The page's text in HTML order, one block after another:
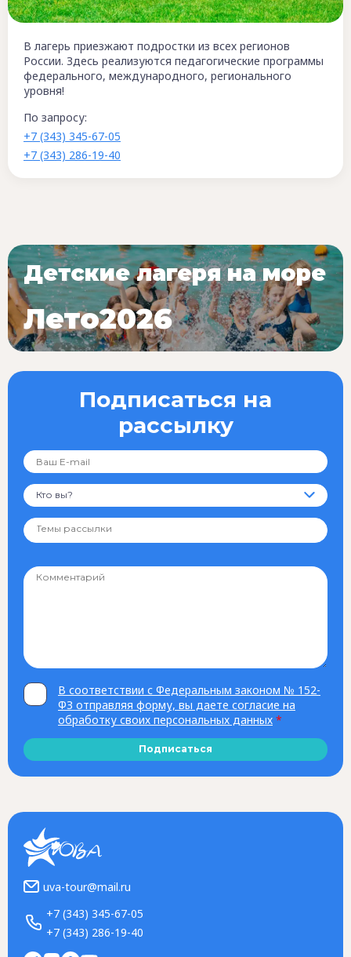
В лагерь приезжают подростки из всех регионов
России. Здесь реализуются педагогические программы
федерального, международного, регионального
уровня!
По запросу:
+7 (343) 345-67-05
+7 (343) 286-19-40
Подписаться на
рассылку
Кто вы?
В соответствии с Федеральным законом № 152-
ФЗ отправляя форму, вы даете согласие на
обработку своих персональных данных *
Подписаться
Детские лагеря на море
Лето2026
uva-tour@mail.ru
+7 (343) 345-67-05
+7 (343) 286-19-40